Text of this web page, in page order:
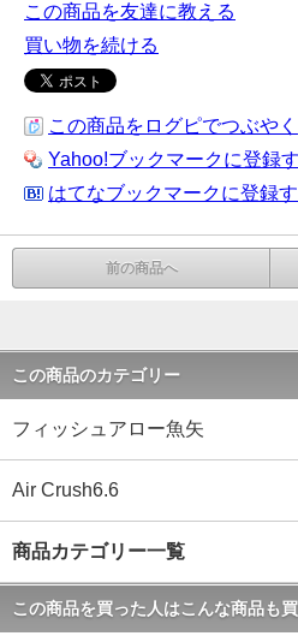
この商品を友達に教える
買い物を続ける
この商品をログピでつぶやく
Yahoo!ブックマークに登録
はてなブックマークに登録
前の商品へ
この商品のカテゴリー
フィッシュアロー魚矢
Air Crush6.6
商品カテゴリー一覧
この商品を買った人はこんな商品も